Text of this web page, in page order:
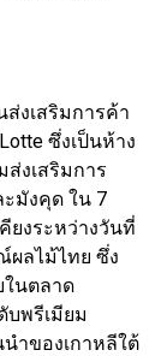
งเสริมการค้า
ซึ่งเป็นห้าง
งเสริมการ
มังคุด ใน 7
ยงระหว่างวันที่
ผลไม้ไทย ซึ่ง
นตลาด
บพรีเมียม
ำของเกาหลีใต้